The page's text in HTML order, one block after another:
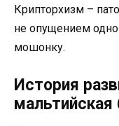
Крипторхизм –
не опущением
мошонку.
История
мальтийская